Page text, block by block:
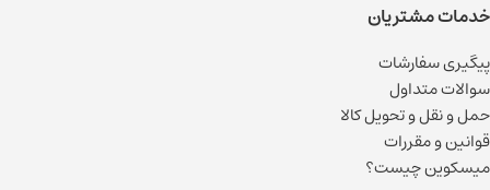
خدمات مشتریان
پیگیری سفارشات
سوالات متداول
حمل و نقل و تحویل کالا
قوانین و مقررات
میسکوین چیست؟